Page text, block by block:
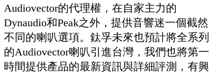
Audiovector的代理權，在自家主力的
Dynaudio和Peak之外，提供音響迷一個截然
不同的喇叭選項。鈦孚未來也預計將全系列
的Audiovector喇叭引進台灣，我們也將第一
時間提供產品的最新資訊與詳細評測，有興